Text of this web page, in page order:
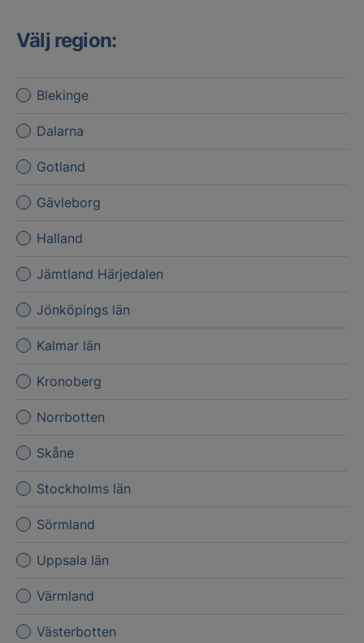
Välj region:
Blekinge
Dalarna
Gotland
Gävleborg
Halland
Jämtland Härjedalen
Jönköpings län
Kalmar län
Kronoberg
Norrbotten
Skåne
Stockholms län
Sörmland
Uppsala län
Värmland
Västerbotten